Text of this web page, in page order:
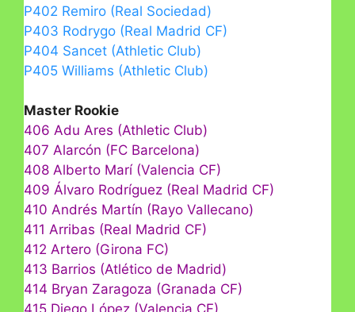
P402 Remiro (Real Sociedad)
P403 Rodrygo (Real Madrid CF)
P404 Sancet (Athletic Club)
P405 Williams (Athletic Club)
Master Rookie
406 Adu Ares (Athletic Club)
407 Alarcón (FC Barcelona)
408 Alberto Marí (Valencia CF)
409 Álvaro Rodríguez (Real Madrid CF)
410 Andrés Martín (Rayo Vallecano)
411 Arribas (Real Madrid CF)
412 Artero (Girona FC)
413 Barrios (Atlético de Madrid)
414 Bryan Zaragoza (Granada CF)